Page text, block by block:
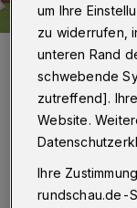
Szene aus dem
Foto: Dirk Freund
Von Jörn Koldehoff
um Ihre
zu widerrufen,
unteren Rand
schwebende
zutreffend].
Website.
Ihre
rundschau.de-